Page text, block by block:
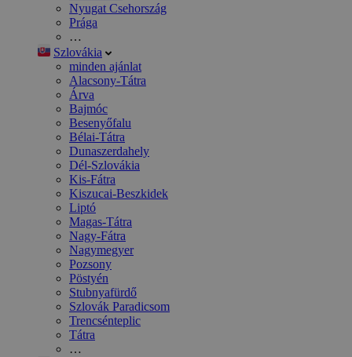
Nyugat Csehország
Prága
…
Szlovákia
minden ajánlat
Alacsony-Tátra
Árva
Bajmóc
Besenyőfalu
Bélai-Tátra
Dunaszerdahely
Dél-Szlovákia
Kis-Fátra
Kiszucai-Beszkidek
Liptó
Magas-Tátra
Nagy-Fátra
Nagymegyer
Pozsony
Pöstyén
Stubnyafürdő
Szlovák Paradicsom
Trencsénteplic
Tátra
…